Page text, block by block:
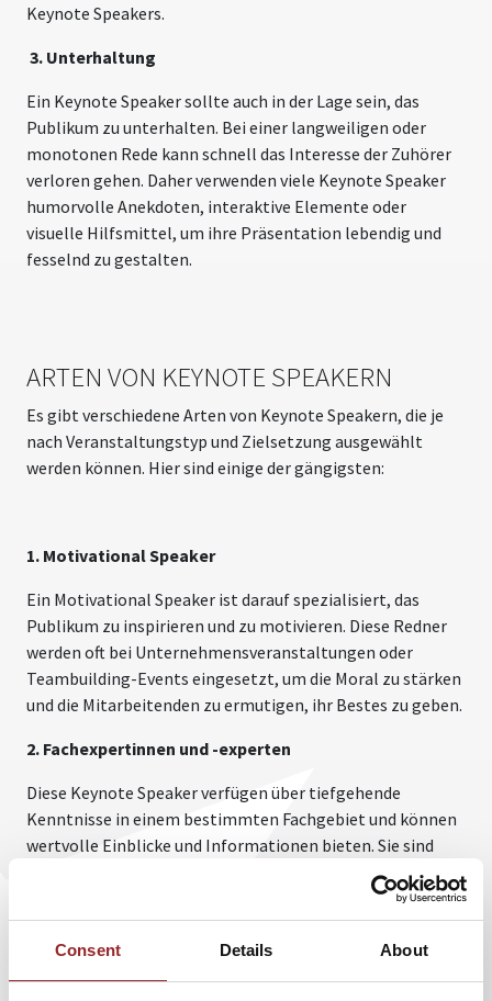
Consent Details About
Keynote Speakers.
3. Unterhaltung
Ein Keynote Speaker sollte auch in der Lage sein, das
Publikum zu unterhalten. Bei einer langweiligen oder
monotonen Rede kann schnell das Interesse der Zuhörer
verloren gehen. Daher verwenden viele Keynote Speaker
humorvolle Anekdoten, interaktive Elemente oder
visuelle Hilfsmittel, um ihre Präsentation lebendig und
fesselnd zu gestalten.
ARTEN VON KEYNOTE SPEAKERN
Es gibt verschiedene Arten von Keynote Speakern, die je
nach Veranstaltungstyp und Zielsetzung ausgewählt
werden können. Hier sind einige der gängigsten:
1. Motivational Speaker
Ein Motivational Speaker ist darauf spezialisiert, das
Publikum zu inspirieren und zu motivieren. Diese Redner
werden oft bei Unternehmensveranstaltungen oder
Teambuilding-Events eingesetzt, um die Moral zu stärken
und die Mitarbeitenden zu ermutigen, ihr Bestes zu geben.
2. Fachexpertinnen und -experten
Diese Keynote Speaker verfügen über tiefgehende
Kenntnisse in einem bestimmten Fachgebiet und können
wertvolle Einblicke und Informationen bieten. Sie sind
besonders bei Konferenzen und Fachveranstaltungen
gefragt, bei denen es darum geht, die Teilnehmenden auf
den neuesten Stand zu bringen.